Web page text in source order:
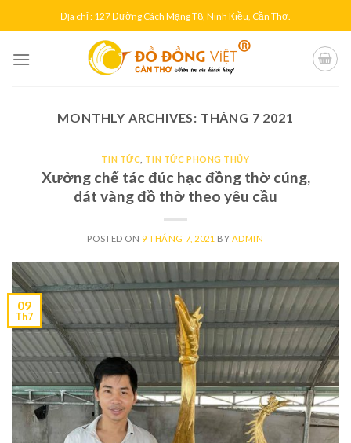
to
Địa chỉ : 127 Đường Cách Mạng T8, Ninh Kiều, Cần Thơ.
MONTHLY ARCHIVES: THÁNG 7 2021
TIN TỨC TIN TỨC PHONG THỦY
Xưởng chế tác đúc hạc đồng thờ cúng,
dát vàng đồ thờ theo yêu cầu
POSTED ON 9 THÁNG 7, 2021 BY ADMIN
09
Th7